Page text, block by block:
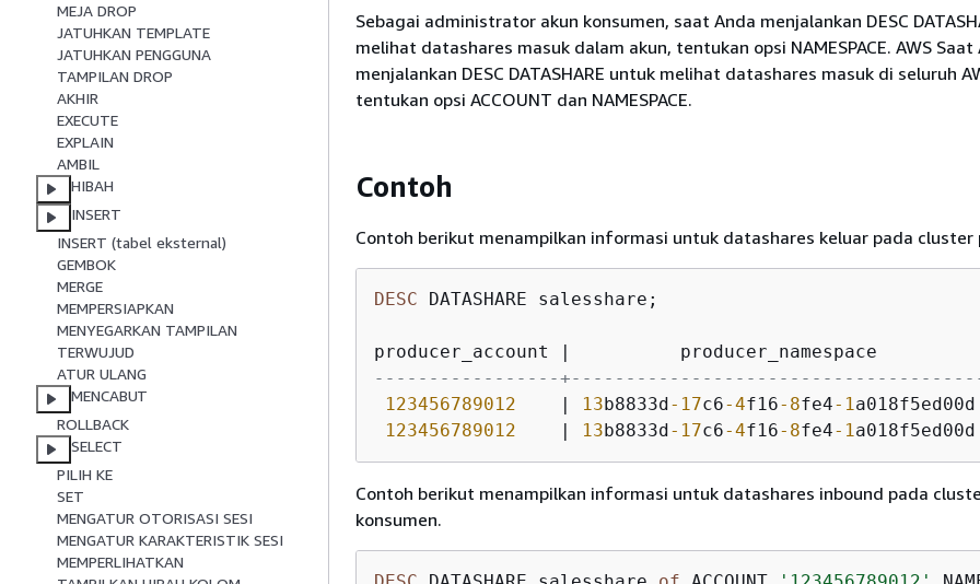
MEJA DROP
JATUHKAN TEMPLATE
JATUHKAN PENGGUNA
TAMPILAN DROP
AKHIR
EXECUTE
EXPLAIN
AMBIL
HIBAH
INSERT
INSERT (tabel eksternal)
GEMBOK
MERGE
MEMPERSIAPKAN
MENYEGARKAN TAMPILAN
TERWUJUD
ATUR ULANG
MENCABUT
ROLLBACK
SELECT
PILIH KE
SET
MENGATUR OTORISASI SESI
MENGATUR KARAKTERISTIK SESI
MEMPERLIHATKAN
Sebagai administrator akun konsumen, saat Anda menjalankan DESC
melihat datashares masuk dalam akun, tentukan opsi NAMESPACE. AWS Saat
menjalankan DESC DATASHARE untuk melihat datashares masuk di seluruh
tentukan opsi ACCOUNT dan NAMESPACE.
Contoh
Contoh berikut menampilkan informasi untuk datashares keluar pada cluster
DESC DATASHARE salesshare;
producer_account
-----------------
123456789012
13 b8833d -17c6-4f16-8fe4-1
123456789012
13 b8833d -17c6-4f16-8fe4-1
Contoh berikut menampilkan informasi untuk datashares inbound pada
konsumen.